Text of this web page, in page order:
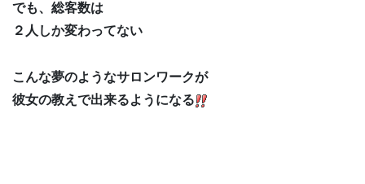
でも、総客数は
２人しか変わってない
こんな夢のようなサロンワークが
彼女の教えで出来るようになる